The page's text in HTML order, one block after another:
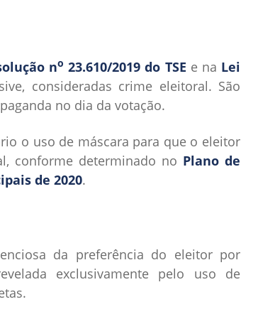
no 23.610/2019 do TSE e na Lei
consideradas crime eleitoral. São
no dia da votação.
o uso de máscara para que o eleitor
conforme determinado no Plano de
de 2020.
da preferência do eleitor por
exclusivamente pelo uso de